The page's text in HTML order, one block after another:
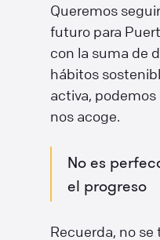
Queremos
futuro para
con la suma de
hábitos
activa, podemos
nos acoge.
No es
el progreso
Recuerda, no